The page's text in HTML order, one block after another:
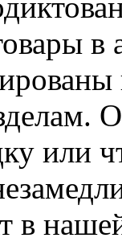
в
или
в